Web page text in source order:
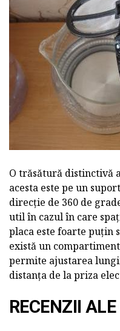
O trăsătură distinctivă
acesta este pe un
direcție de 360 de
util în cazul în care
placa este foarte puțin
există un
permite ajustarea
distanța de la priza
RECENZII